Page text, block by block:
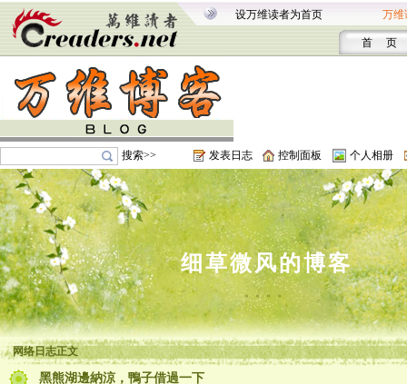
设万维读者为首页 万维
首 页
搜索>> 发表日志 控制面板 个人相册
细草微风的博客
。。。。
网络日志正文
黑熊湖邊納涼，鴨子借過一下